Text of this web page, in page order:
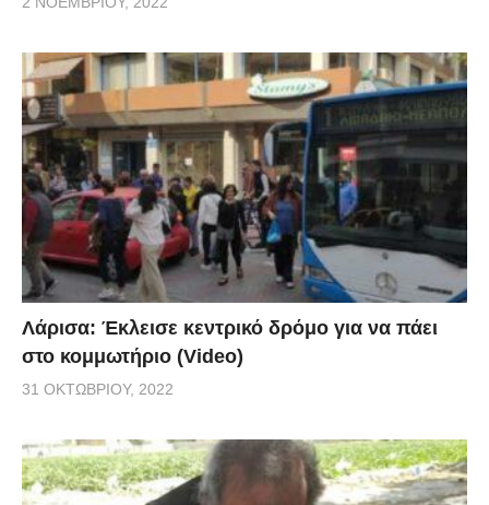
Λάρισα: Έκλεισε κεντρικό δρόμο για να πάει
στο κομμωτήριο (Video)
31 ΟΚΤΩΒΡΊΟΥ, 2022